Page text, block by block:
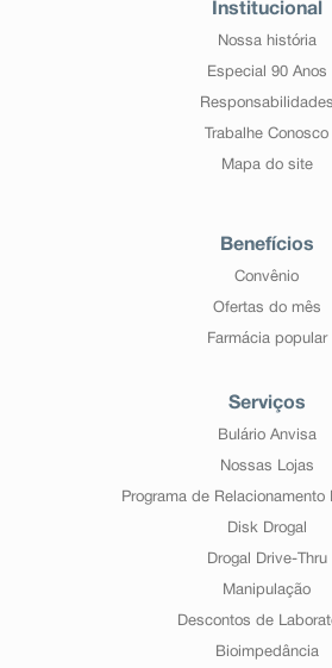
Institucional
Nossa história
Especial 90 Anos
Responsabilidades
Trabalhe Conosco
Mapa do site
Benefícios
Convênio
Ofertas do mês
Farmácia popular
Serviços
Bulário Anvisa
Nossas Lojas
Programa de Relacionamento
Disk Drogal
Drogal Drive-Thru
Manipulação
Descontos de
Bioimpedância